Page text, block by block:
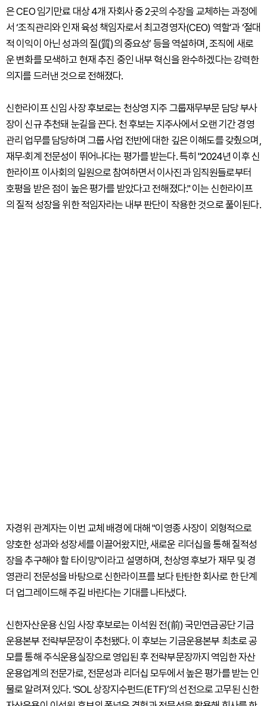
은 CEO 임기만료 대상 4개 자회사 중 2곳의 수장을 교체하는 과정에
서 ‘조직관리와 인재 육성 책임자로서 최고경영자(CEO) 역할’과 ‘절대
적 이익이 아닌 성과의 질(質)의 중요성’ 등을 역설하며, 조직에 새로
운 변화를 모색하고 현재 추진 중인 내부 혁신을 완수하겠다는 강력한
의지를 드러낸 것으로 전해졌다.
신한라이프 신임 사장 후보로는 천상영 지주 그룹재무부문 담당 부사
장이 신규 추천돼 눈길을 끈다. 천 후보는 지주사에서 오랜 기간 경영
관리 업무를 담당하며 그룹 사업 전반에 대한 깊은 이해도를 갖췄으며,
재무·회계 전문성이 뛰어나다는 평가를 받는다. 특히 "2024년 이후 신
한라이프 이사회의 일원으로 참여하면서 이사진과 임직원들로부터
호평을 받은 점이 높은 평가를 받았다고 전해졌다." 이는 신한라이프
의 질적 성장을 위한 적임자라는 내부 판단이 작용한 것으로 풀이된다.
자경위 관계자는 이번 교체 배경에 대해 "이영종 사장이 외형적으로
양호한 성과와 성장세를 이끌어왔지만, 새로운 리더십을 통해 질적성
장을 추구해야 할 타이밍"이라고 설명하며, 천상영 후보가 재무 및 경
영관리 전문성을 바탕으로 신한라이프를 보다 탄탄한 회사로 한 단계
더 업그레이드해 주길 바란다는 기대를 나타냈다.
신한자산운용 신임 사장 후보로는 이석원 전(前) 국민연금공단 기금
운용본부 전략부문장이 추천됐다. 이 후보는 기금운용본부 최초로 공
모를 통해 주식운용실장으로 영입된 후 전략부문장까지 역임한 자산
운용업계의 전문가로, 전문성과 리더십 모두에서 높은 평가를 받는 인
물로 알려져 있다. ‘SOL 상장지수펀드(ETF)’의 선전으로 고무된 신한